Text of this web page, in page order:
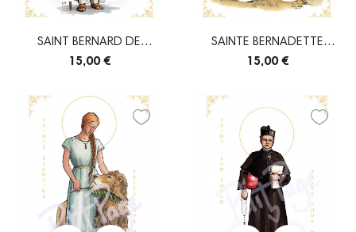
SAINT BERNARD DE
CLAIRVAUX
15,00 €
SAINTE BERNADETTE
SOUBIROUS
15,00 €